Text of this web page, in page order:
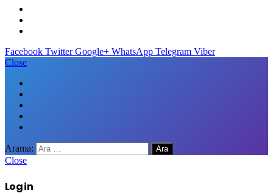
Facebook Twitter Google+ WhatsApp Telegram Viber
Close
Arama:
Close
Log in